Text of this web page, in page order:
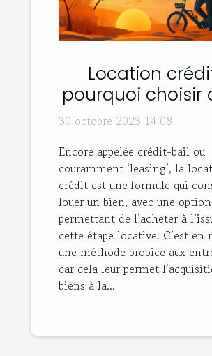
Location
pourquoi choisir
option ?
30 octobre 2023 14:08
Encore appelée crédit-bail ou
couramment ‘leasing’, la
crédit est une formule qui
louer un bien, avec une option
permettant de l’acheter à
cette étape locative. C’est en
une méthode propice aux
car cela leur permet
biens à la...